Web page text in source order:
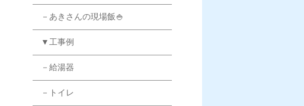
－あきさんの現場飯🍚
▼工事例
－給湯器
－トイレ